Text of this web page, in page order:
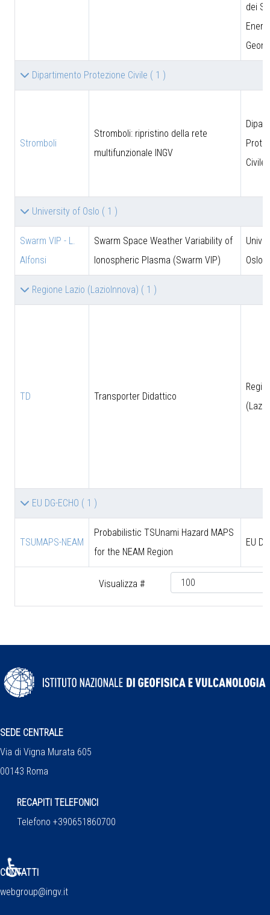
Visualizza #
dei
Dipartimento Protezione Civile ( 1 )
Stromboli
Stromboli: ripristino della rete
multifunzionale INGV
Civile
University of Oslo ( 1 )
Swarm VIP - L.
Alfonsi
Swarm Space Weather Variability of
Ionospheric Plasma (Swarm VIP)
Oslo
Regione Lazio (LazioInnova) ( 1 )
TD Transporter Didattico
EU DG-ECHO ( 1 )
TSUMAPS-NEAM
Probabilistic TSUnami Hazard MAPS
for the NEAM Region
EU
SEDE CENTRALE
Via di Vigna Murata 605
00143 Roma
RECAPITI TELEFONICI
Telefono +390651860700
CONTATTI
webgroup@ingv.it